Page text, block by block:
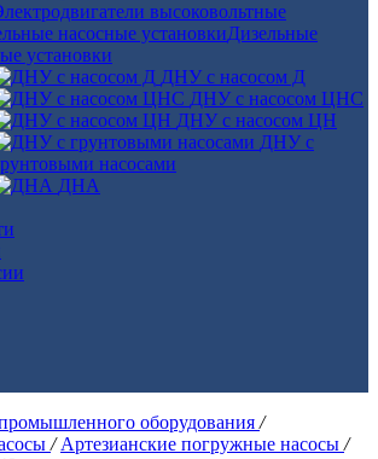
высоковольтные
Дизельные
установки
ДНУ с насосом Д
ДНУ с насосом ЦНС
ДНУ с насосом ЦН
ДНУ с
насосами
ДНА
оборудования /
/ Артезианские погружные насосы /